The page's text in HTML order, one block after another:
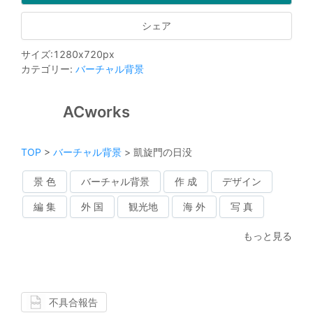
シェア
サイズ:1280x720px
カテゴリー: バーチャル背景
ACworks
TOP > バーチャル背景 > 凱旋門の日没
景 色 バーチャル背景 作 成 デザイン
編 集 外 国 観光地 海 外 写 真
もっと見る
不具合報告